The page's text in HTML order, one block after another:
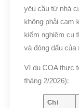
yêu cầu từ nhà
không phải cam
kiểm nghiệm cụ
và đóng dấu của
Ví dụ COA thực
tháng 2/2026):
Chỉ